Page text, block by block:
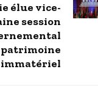
élue vice-
session
patrimoine